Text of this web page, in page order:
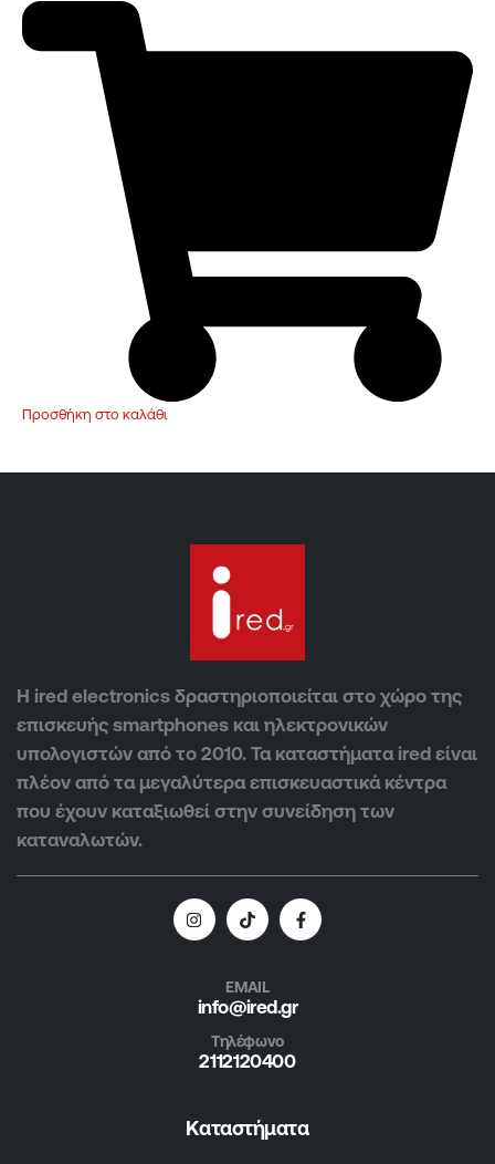
Προσθήκη στο καλάθι
Η ired electronics δραστηριοποιείται στο χώρο της
επισκευής smartphones και ηλεκτρονικών
υπολογιστών από το 2010. Τα καταστήματα ired είναι
πλέον από τα μεγαλύτερα επισκευαστικά κέντρα
που έχουν καταξιωθεί στην συνείδηση των
καταναλωτών.
EMAIL
info@ired.gr
Τηλέφωνο
2112120400
Καταστήματα